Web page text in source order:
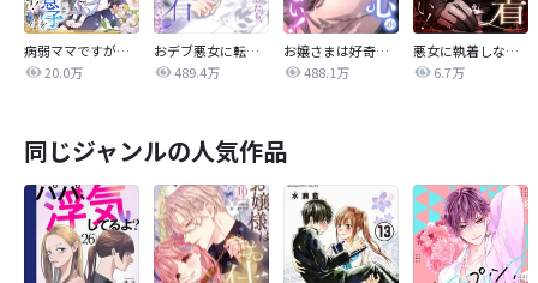
病弱ママですが、闇落ち息子を育ててみせます！【タテヨミ】
20.0万
おデブ悪女に転生したら、なぜかラスボス王子様に執着されています
489.4万
お嬢さまは好奇心が止まらない！
488.1万
悪女に執着しないでください！【タテヨミ】
6.7万
同じジャンルの人気作品